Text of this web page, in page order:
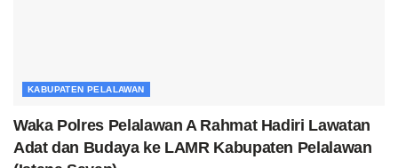
KABUPATEN PELALAWAN
Waka Polres Pelalawan A Rahmat Hadiri Lawatan
Adat dan Budaya ke LAMR Kabupaten Pelalawan